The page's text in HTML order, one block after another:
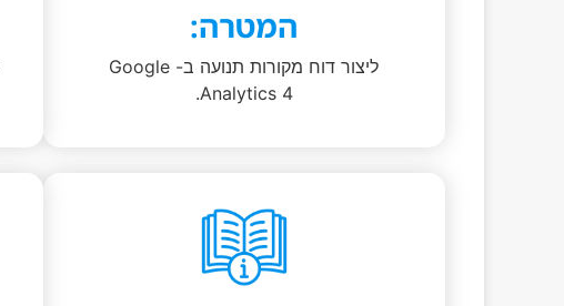
המטרה:
ליצור דוח מקורות תנועה ב- Google
Analytics 4.